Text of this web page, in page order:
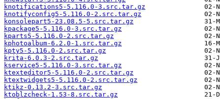
knotifications5-5.116.0-3.src.tar.gz
knotifyconfig5-5.116.0-2.src.tar.gz
konsolepart5-23.08.5-5.src.tar.gz
kpackage5-5.116.0-3.src.tar.gz
kparts5-5.116.0-2.src.tar.gz
kphotoalbum-6.2.0-1.src.tar.gz
kpty5-5.116.0-2.src.tar.gz
krita-6.0.3-2.src.tar.gz
kservice5-5.116.0-3.src.tar.gz
ktexteditor5-5.116.0-2.src.tar.gz
ktextwidgets5-5.116.0-2.src.tar.gz
ktikz-0.13.2-3.src.tar.gz
ktoblzcheck-1.53-8.src.tar.gz